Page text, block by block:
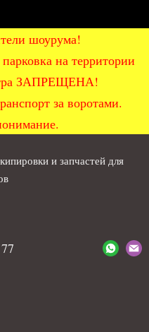
шоурума!
на территории
ЗАПРЕЩЕНА!
за воротами.
и запчастей для